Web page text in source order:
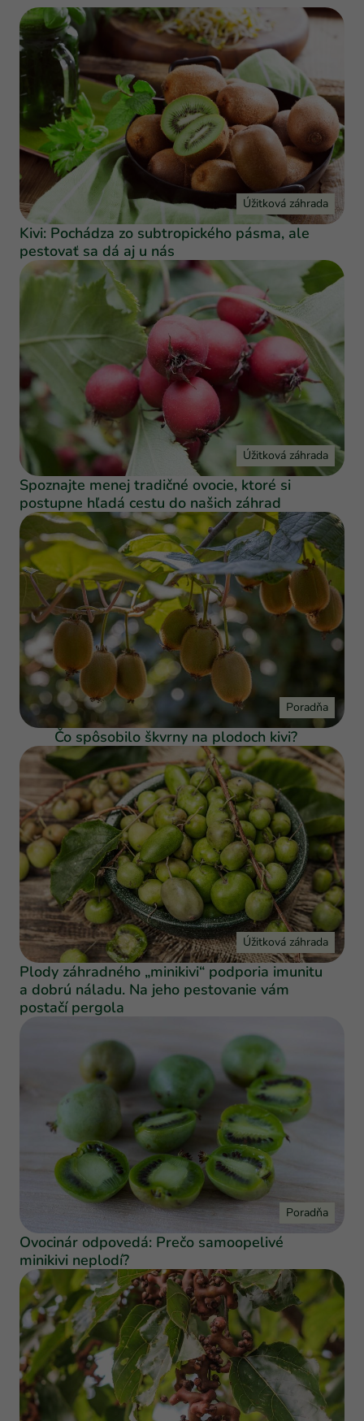
Úžitková záhrada
Kivi: Pochádza zo subtropického pásma, ale
pestovať sa dá aj u nás
Úžitková záhrada
Spoznajte menej tradičné ovocie, ktoré si
postupne hľadá cestu do našich záhrad
Poradňa
Čo spôsobilo škvrny na plodoch kivi?
Úžitková záhrada
Plody záhradného „minikivi“ podporia imunitu
a dobrú náladu. Na jeho pestovanie vám
postačí pergola
Poradňa
Ovocinár odpovedá: Prečo samoopelivé
minikivi neplodí?